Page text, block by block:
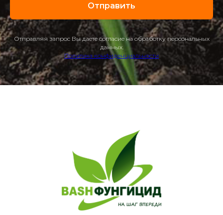
Отправить
Отправляя запрос Вы даете согласие на обработку персональных
данных.
Политика конфиденциальности